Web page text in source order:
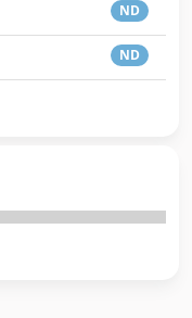
ND
ND